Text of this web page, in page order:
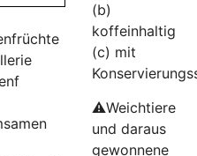
(b)
koffeinhaltig
(c) mit
⚠️Weichtiere
und daraus
gewonnene